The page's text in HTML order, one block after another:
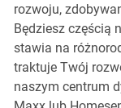
rozwoju,
Będziesz częścią
stawia na
traktuje Twój
naszym centrum